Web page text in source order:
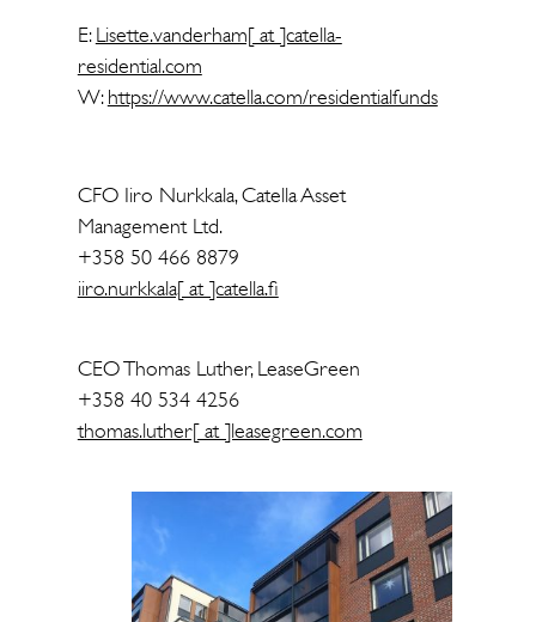
E:Lisette.vanderham[ at ]catella-
residential.com
W:https://www.catella.com/residentialfunds
CFO Iiro Nurkkala, Catella Asset
Management Ltd.
+358 50 466 8879
iiro.nurkkala[ at ]catella.fi
CEO Thomas Luther, LeaseGreen
+358 40 534 4256
thomas.luther[ at ]leasegreen.com